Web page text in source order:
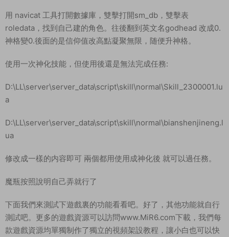
用 navicat 工具打開數據庫，雙擊打開sm_db，雙擊表
roledata，找到自己建的角色。往後翻到英文名godhead 改成0.
神格變0.後面的是信仰值改高點凝聚無限，随便升神格。
使用一次神化技能，但使用後還是無法完成任務:
D:\LL\server\server_data\script\skill\normal\Skill_2300001.lu
a
D:\LL\server\server_data\script\skill\normal\bianshenjineng.l
ua
修改成一樣的内容即可 兩個都用使用成神化後 就可以過任務。
魔瓶按照說明自己弄就行了
下面我們來測試下遊戲裏的功能看看吧。好了，其他功能就自行
測試吧。更多的遊戲資源可以訪問www.MiR6.com下載，我們每
款遊戲資源均單獨制作了獨立的視頻架設教程，讓小白也可以快